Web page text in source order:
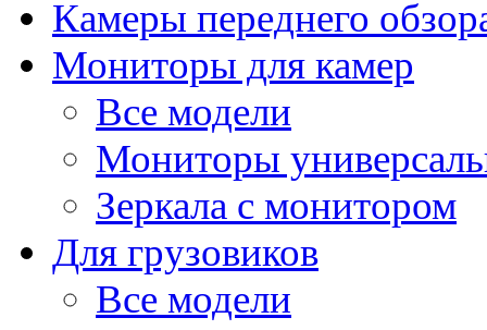
Камеры переднего
Мониторы для камер
Все модели
Мониторы
Зеркала с монитором
Для грузовиков
Все модели